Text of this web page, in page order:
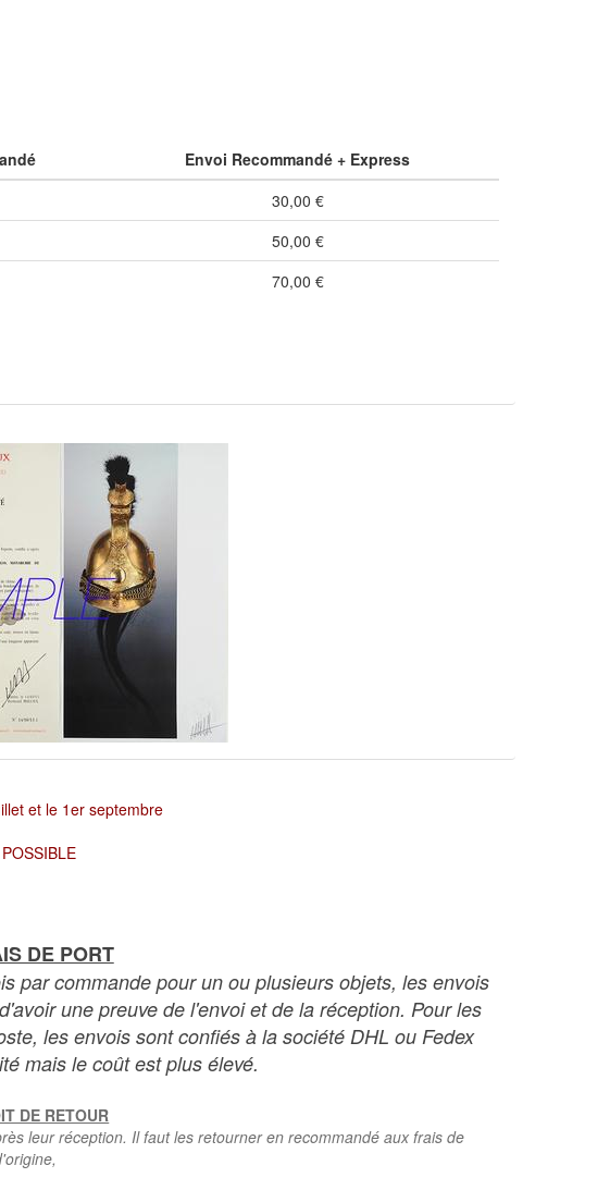
Envoi Recommandé + Express
30,00 €
50,00 €
70,00 €
et le 1er septembre
DE PORT
par commande pour un ou plusieurs objets, les envois
une preuve de l'envoi et de la réception. Pour les
les envois sont confiés à la société DHL ou Fedex
mais le coût est plus élevé.
DE RETOUR
leur réception. Il faut les retourner en recommandé aux frais de